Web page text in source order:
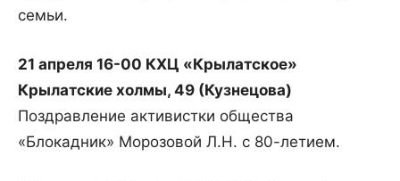
семьи.
21 апреля 16-00 КХЦ «Крылатское»
Крылатские холмы, 49 (Кузнецова)
Поздравление активистки общества
«Блокадник» Морозовой Л.Н. с 80-летием.